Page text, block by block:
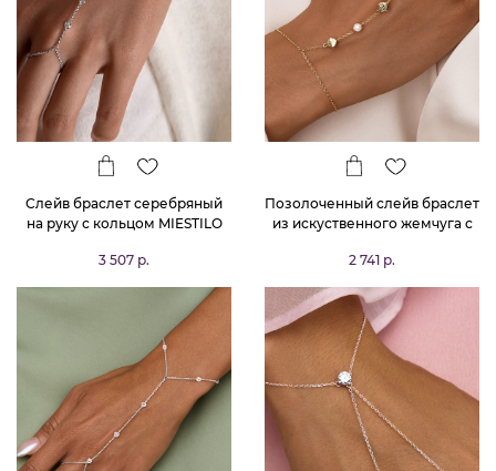
Слейв браслет серебряный
на руку с кольцом MIESTILO
3 507 р.
Позолоченный слейв браслет
из искуственного жемчуга с
2 741 р.